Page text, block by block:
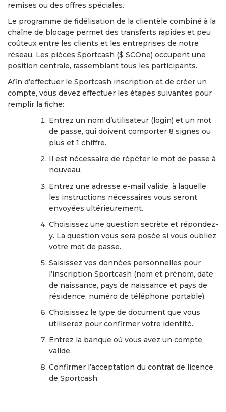
remises ou des offres spéciales.
Le programme de fidélisation de la clientèle combiné à la
chaîne de blocage permet des transferts rapides et peu
coûteux entre les clients et les entreprises de notre
réseau. Les pièces Sportcash ($ SCOne) occupent une
position centrale, rassemblant tous les participants.
Afin d’effectuer le Sportcash inscription et de créer un
compte, vous devez effectuer les étapes suivantes pour
remplir la fiche:
Entrez un nom d’utilisateur (login) et un mot
de passe, qui doivent comporter 8 signes ou
plus et 1 chiffre.
Il est nécessaire de répéter le mot de passe à
nouveau.
Entrez une adresse e-mail valide, à laquelle
les instructions nécessaires vous seront
envoyées ultérieurement.
Choisissez une question secrète et répondez-
y. La question vous sera posée si vous oubliez
votre mot de passe.
Saisissez vos données personnelles pour
l’inscription Sportcash (nom et prénom, date
de naissance, pays de naissance et pays de
résidence, numéro de téléphone portable).
Choisissez le type de document que vous
utiliserez pour confirmer votre identité.
Entrez la banque où vous avez un compte
valide.
Confirmer l’acceptation du contrat de licence
de Sportcash.